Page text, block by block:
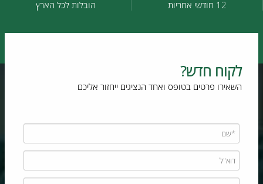
12 חודשי אחריות הובלות לכל הארץ
לקוח חדש?
השאירו פרטים בטופס ואחד הנציגים ייחזור אליכם